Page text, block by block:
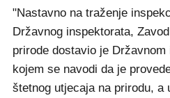
"Nastavno na traženje
Državnog inspektorata,
prirode dostavio je
kojem se navodi da je
štetnog utjecaja na prirodu, a